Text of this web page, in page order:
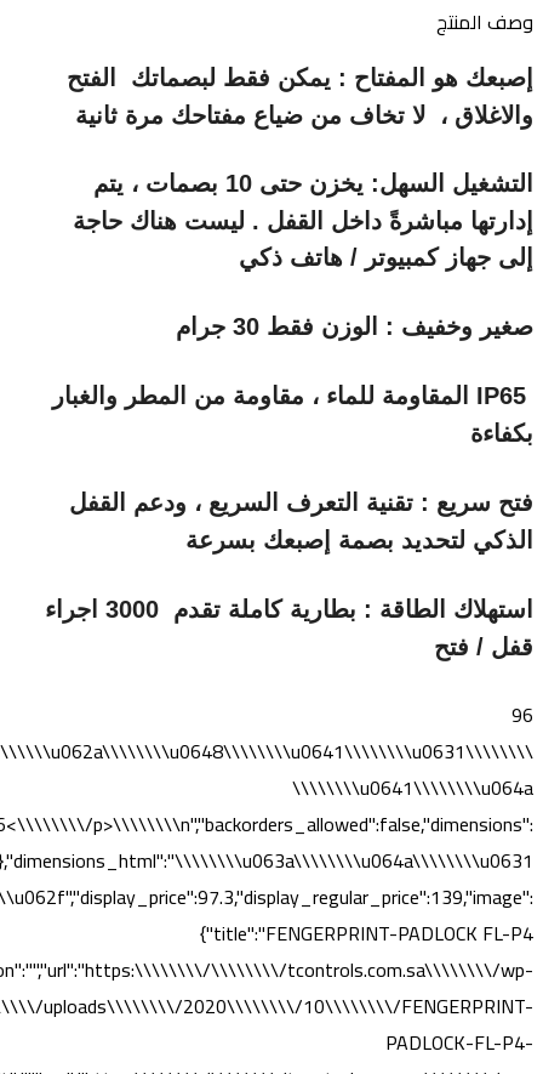
وصف المنتج
إصبعك هو المفتاح : يمكن فقط لبصماتك الفتح
والاغلاق ، لا تخاف من ضياع مفتاحك مرة ثانية
التشغيل السهل: يخزن حتى 10 بصمات ، يتم
إدارتها مباشرةً داخل القفل . ليست هناك حاجة
إلى جهاز كمبيوتر / هاتف ذكي
صغير وخفيف : الوزن فقط 30 جرام
IP65 المقاومة للماء ، مقاومة من المطر والغبار
بكفاءة
فتح سريع : تقنية التعرف السريع ، ودعم القفل
الذكي لتحديد بصمة إصبعك بسرعة
استهلاك الطاقة : بطارية كاملة تقدم 3000 اجراء
قفل / فتح
96
\\\\\\\\u0641\\\\\\\\u064a
{"title":"FENGERPRINT-PADLOCK FL-P4
\\\\\\\\/tcontrols.com.sa\\\\\\\\/wp-
uploads\\\\\\\\/2020\\\\\\\\/10\\\\\\\\/FENGERPRINT-
PADLOCK-FL-P4-